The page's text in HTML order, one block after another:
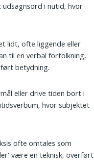
i nutid, hvor
lidt, ofte liggende eller
til en verbal fortolkning,
betydning.
eller drive tiden bort i
hvor subjektet
ofte omtales som
være en teknisk, overført